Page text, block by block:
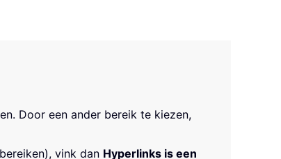
Door een ander bereik te kiezen,
vink dan Hyperlinks is een